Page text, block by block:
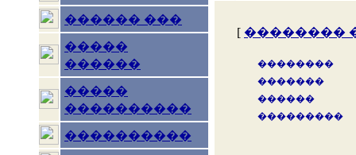
������ ���
�����
������
�����
����������
����������
[ ��������
��������
�������
������
���������